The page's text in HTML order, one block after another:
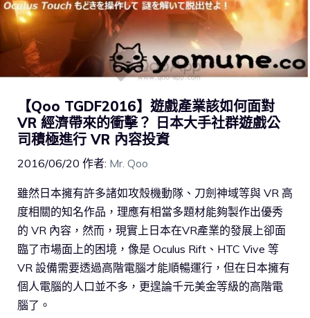
【Qoo TGDF2016】遊戲產業該如何面對
VR 經濟帶來的衝擊？ 日本大手社群遊戲公
司積極進行 VR 內容投資
2016/06/20 作者: Mr. Qoo
雖然日本擁有許多諸如攻殼機動隊、刀劍神域等與 VR 高
度相關的知名作品，理應有相當多題材能夠製作出優秀
的 VR 內容，然而，現實上日本在VR產業的發展上卻面
臨了市場面上的困境，像是 Oculus Rift、HTC Vive 等
VR 設備需要透過高階電腦才能順暢運行，但在日本擁有
個人電腦的人口並不多，更遑論千元美金等級的高階電
腦了。